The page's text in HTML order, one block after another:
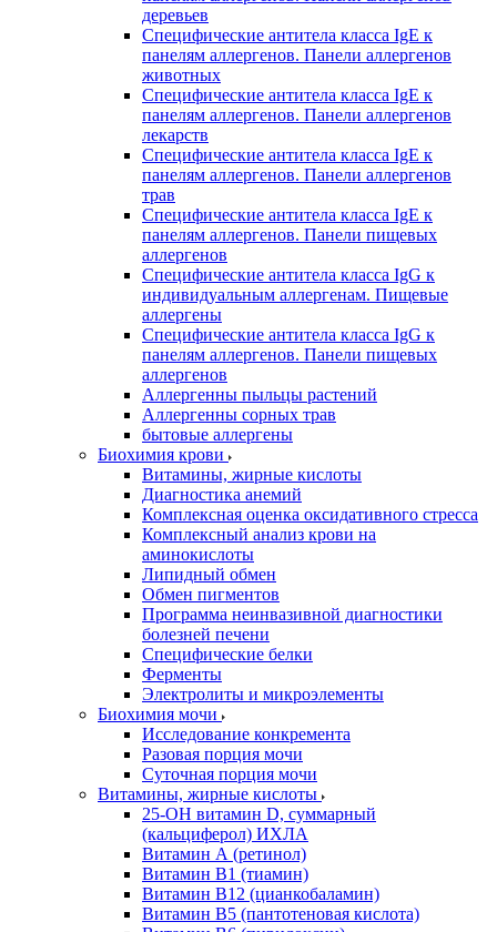
деревьев
Специфические антитела класса IgE к
панелям аллергенов. Панели аллергенов
животных
Специфические антитела класса IgE к
панелям аллергенов. Панели аллергенов
лекарств
Специфические антитела класса IgE к
панелям аллергенов. Панели аллергенов
трав
Специфические антитела класса IgE к
панелям аллергенов. Панели пищевых
аллергенов
Специфические антитела класса IgG к
индивидуальным аллергенам. Пищевые
аллергены
Специфические антитела класса IgG к
панелям аллергенов. Панели пищевых
аллергенов
Аллергенны пыльцы растений
Аллергенны сорных трав
бытовые аллергены
Биохимия крови
Витамины, жирные кислоты
Диагностика анемий
Комплексная оценка оксидативного стресса
Комплексный анализ крови на
аминокислоты
Липидный обмен
Обмен пигментов
Программа неинвазивной диагностики
болезней печени
Специфические белки
Ферменты
Электролиты и микроэлементы
Биохимия мочи
Исследование конкремента
Разовая порция мочи
Суточная порция мочи
Витамины, жирные кислоты
25-OH витамин D, суммарный
(кальциферол) ИХЛА
Витамин А (ретинол)
Витамин В1 (тиамин)
Витамин В12 (цианкобаламин)
Витамин В5 (пантотеновая кислота)